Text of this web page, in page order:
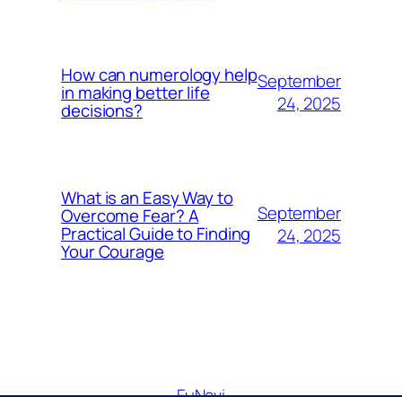
How can numerology help
in making better life
decisions?
September
24, 2025
What is an Easy Way to
Overcome Fear? A
Practical Guide to Finding
Your Courage
September
24, 2025